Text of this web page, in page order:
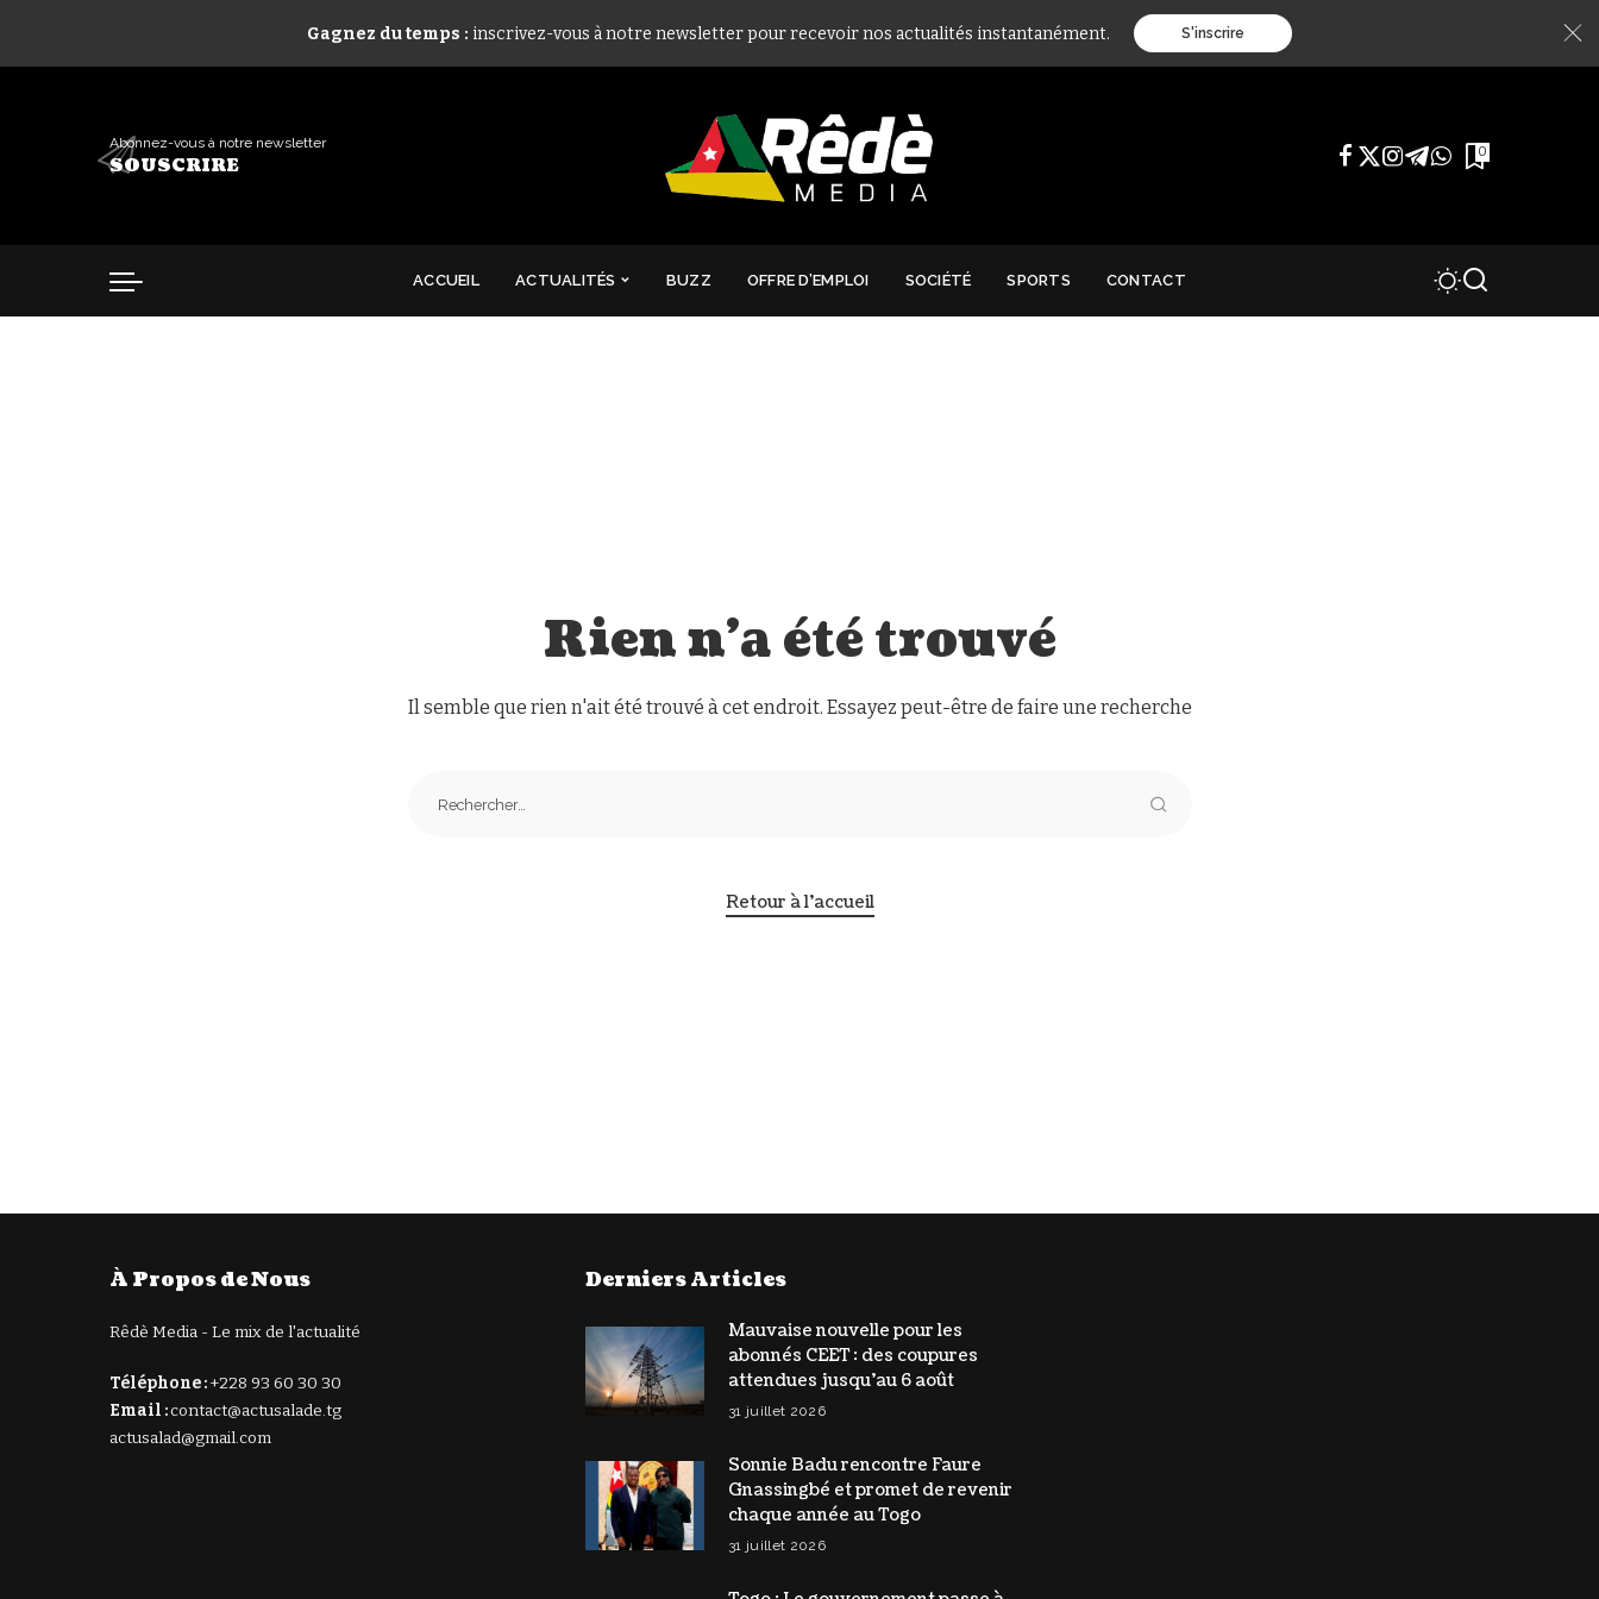
Gagnez du temps : inscrivez-vous à notre newsletter pour recevoir nos actualités instantanément. S'inscrire
Abonnez-vous à notre newsletter
SOUSCRIRE
0
ACCUEIL ACTUALITÉS BUZZ OFFRE D’EMPLOI SOCIÉTÉ SPORTS CONTACT
Rien n'a été trouvé
Il semble que rien n'ait été trouvé à cet endroit. Essayez peut-être de faire une recherche
Retour à l'accueil
À Propos de Nous
Rêdè Media - Le mix de l'actualité
Téléphone :+228 93 60 30 30
Email :contact@actusalade.tg
actusalad@gmail.com
Derniers Articles
Mauvaise nouvelle pour les
abonnés CEET : des coupures
attendues jusqu’au 6 août
31 juillet 2026
Sonnie Badu rencontre Faure
Gnassingbé et promet de revenir
chaque année au Togo
31 juillet 2026